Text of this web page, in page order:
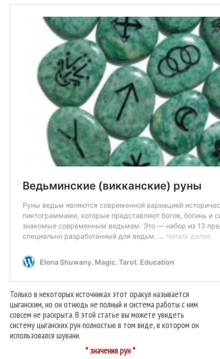
Только в некоторых источниках этот оракул называется
цыганским, но он отнюдь не полный и система работы с ним
совсем не раскрыта. В этой статье вы можете увидеть
систему цыганских рун полностью в том виде, в котором он
использовался шувани.
* значения рун *